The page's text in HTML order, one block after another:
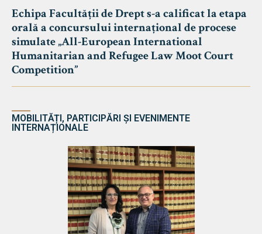
Echipa Facultății de Drept s-a calificat la etapa
orală a concursului internațional de procese
simulate „All-European International
Humanitarian and Refugee Law Moot Court
Competition”
MOBILITĂȚI, PARTICIPĂRI ȘI EVENIMENTE
INTERNAȚIONALE